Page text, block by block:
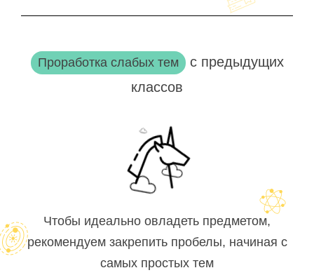
Проработка слабых тем с предыдущих
классов
Чтобы идеально овладеть предметом,
рекомендуем закрепить пробелы, начиная с
самых простых тем